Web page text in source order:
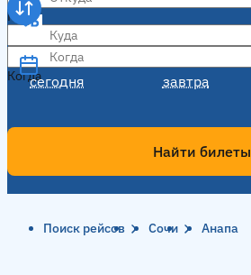
Куда
Когда
сегодня завтра
Когда
Найти билеты
Поиск рейсов Сочи Анапа